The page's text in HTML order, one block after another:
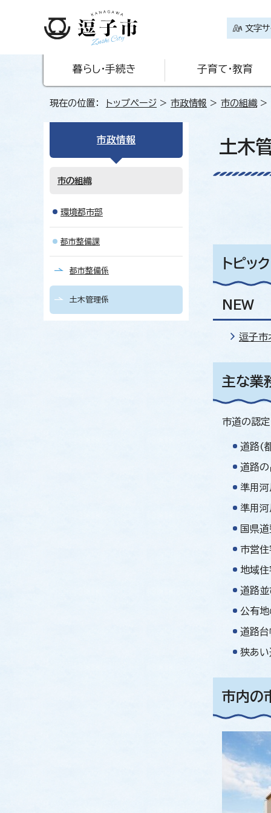
文字サ
暮らし・手続き 子育て・教育
現在の位置： トップページ > 市政情報 > 市の組織>
土木
トピック
NEW
逗子市
主な業
市道の認
道路(
道路
準用河
準用
国県
市営
地域
道路
公有
道路
狭あ
市内の
市政情報
市の組織
環境都市部
都市整備課
都市整備係
土木管理係